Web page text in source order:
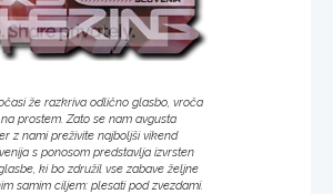
že razkriva odlično glasbo, vroča
prostem. Zato se nam avgusta
z nami preživite najboljši vikend
s ponosom predstavlja izvrsten
ki bo združil vse zabave željne
samim ciljem: plesati pod zvezdami.